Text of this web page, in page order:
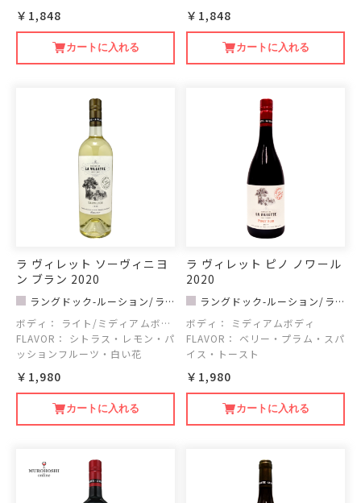
￥1,848
カートに入れる
￥1,848
カートに入れる
ラ ヴィレット ソーヴィニヨ
ン ブラン 2020
ラングドック-ルーション/ラ
ヴィレット
ボディ：
ライト/ミディアムボデ
ィ
FLAVOR：
シトラス・レモン・パ
ッションフルーツ・白い花
￥1,980
カートに入れる
ラ ヴィレット ピノ ノワール
2020
ラングドック-ルーション/ラ
ヴィレット
ボディ：
ミディアムボディ
FLAVOR：
ベリー・プラム・スパ
イス・トースト
￥1,980
カートに入れる